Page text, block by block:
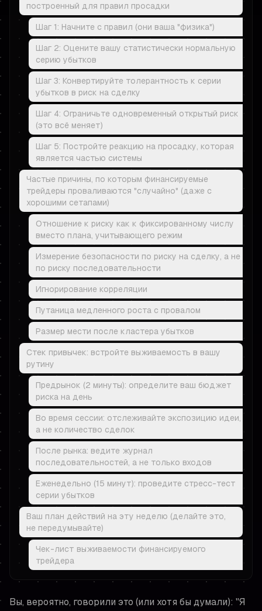
построенный для правил просадки
Шаг 1: Начните с правил (они ваша "физика")
Шаг 2: Оцените вашу статистически нормальную
серию убытков
Шаг 3: Конвертируйте толерантность к серии
убытков в риск на сделку
Шаг 4: Ограничьте одновременный открытый риск
(это всё меняет)
Шаг 5: Постройте реакцию на просадку, которая
является частью системы
Частые причины, по которым финансируемые
трейдеры проваливаются "случайно" (даже с
хорошими сетапами)
Отношение к риску как к фиксированному числу
вместо плана, учитывающего режим
Измерение безопасности по риску на сделку, а не
по риску последовательности
Игнорирование корреляции
Путаница медленного роста с провалом
Размер мести после кластера убытков
Стек привычек: встройте выживаемость в вашу
рутину
Предрынок (2 минуты): определите ваш бюджет
риска на день
Во время сессии: отслеживайте экспозицию идеи,
а не количество сделок
После рынка: ведите журнал
последовательностей, а не только входов
Еженедельно (15 минут): проведите стресс-тест
серии убытков
Ваш план действий на эту неделю (делайте это,
не передумывайте)
Чек-лист выживаемости финансируемого
трейдера
Вы, вероятно, говорили это (или хотя бы думали): "Я